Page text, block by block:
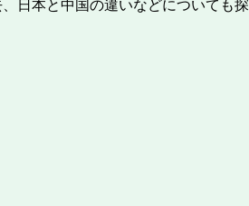
日本と中国の違いなどについても探